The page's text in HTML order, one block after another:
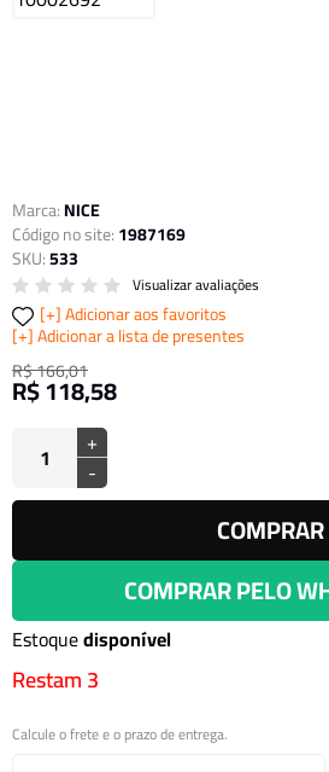
Marca:NICE
Código no site:1987169
SKU:533
Visualizar avaliações
Adicionar aos favoritos
Adicionar a lista de presentes
R$ 166,01
R$ 118,58
+
-
COMPRAR
COMPRAR PELO
Estoquedisponível
Restam 3
Calcule o frete e o prazo de entrega.